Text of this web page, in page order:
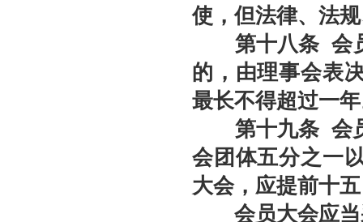
使，但法律、法
第十八条 会
的，由理事会表
最长不得超过一
第十九条 会
会团体五分之一
大会，应提前十
会员大会应当